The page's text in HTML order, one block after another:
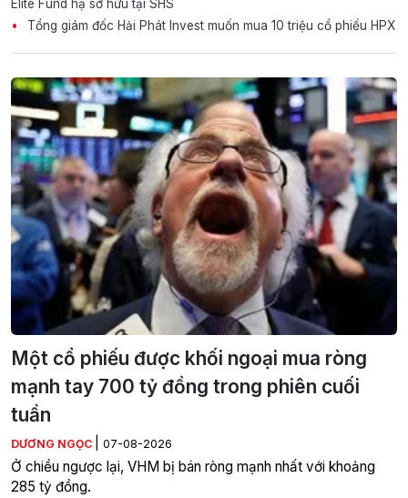
Elite Fund hạ sở hữu tại SHS
Tổng giám đốc Hải Phát Invest muốn mua 10 triệu cổ phiếu HPX
Một cổ phiếu được khối ngoại mua ròng
mạnh tay 700 tỷ đồng trong phiên cuối
tuần
DƯƠNG NGỌC 07-08-2026
Ở chiều ngược lại, VHM bị bán ròng mạnh nhất với khoảng
285 tỷ đồng.